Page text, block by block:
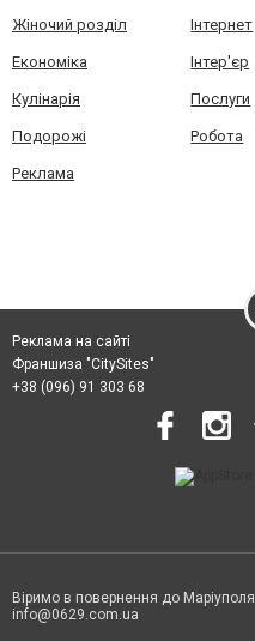
Жіночий розділ Інтернет
Економіка Інтер'єр
Кулінарія Послуги
Подорожі Робота
Реклама
Реклама на сайті
Франшиза "CitySites"
+38 (096) 91 303 68
Віримо в повернення до Маріуполя
info@0629.com.ua